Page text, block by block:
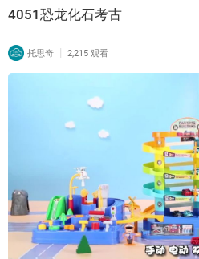
4051恐龙化石考古
托思奇 | 2,215 观看